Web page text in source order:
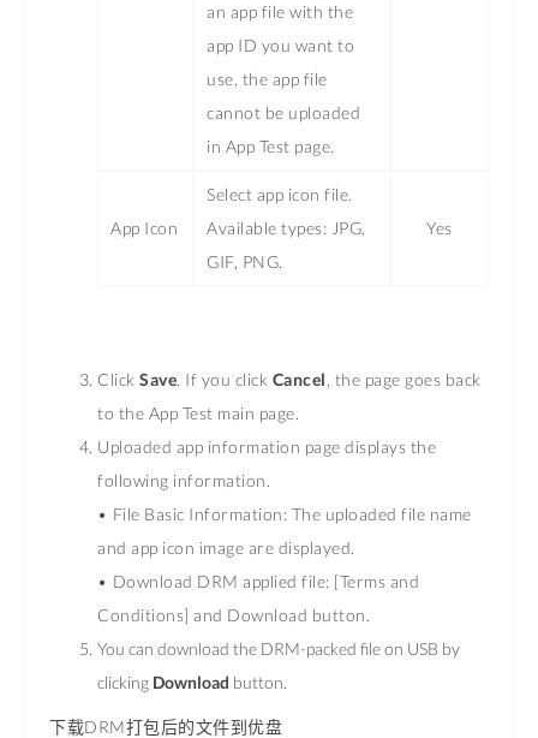
an app file with the
app ID you want to
use, the app file
cannot be uploaded
in App Test page.
App Icon
Select app icon file.
Available types: JPG,
GIF, PNG.
Yes
Click Save . If you click Cancel , the page goes back
to the App Test main page.
Uploaded app information page displays the
following information.
• File Basic Information: The uploaded file name
and app icon image are displayed.
• Download DRM applied file: [Terms and
Conditions] and Download button.
You can download the DRM-packed file on USB by
clicking Download button
下载DRM打包后的文件到优盘